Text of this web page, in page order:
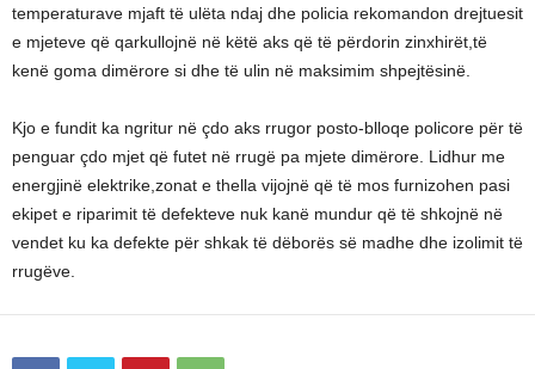
temperaturave mjaft të ulëta ndaj dhe policia rekomandon drejtuesit
e mjeteve që qarkullojnë në këtë aks që të përdorin zinxhirët,të
kenë goma dimërore si dhe të ulin në maksimim shpejtësinë.
Kjo e fundit ka ngritur në çdo aks rrugor posto-blloqe policore për të
penguar çdo mjet që futet në rrugë pa mjete dimërore. Lidhur me
energjinë elektrike,zonat e thella vijojnë që të mos furnizohen pasi
ekipet e riparimit të defekteve nuk kanë mundur që të shkojnë në
vendet ku ka defekte për shkak të dëborës së madhe dhe izolimit të
rrugëve.